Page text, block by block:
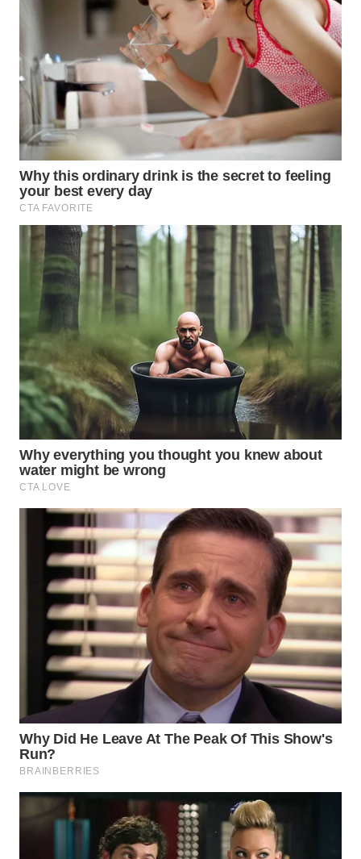
WN
TAPANULI
SELATAN
WN
TANJUNG
LESUNG
WN
KARO
WN
SIMALUNGUN
WN
LABUHANBATU
WN
TAPANULI
TENGAH
WN DELI
SERDANG
WN
TEBING
TINGGI
WN
PAKPAK
WN
KARAWANG
WN
BEKASI
WN
BOGOR